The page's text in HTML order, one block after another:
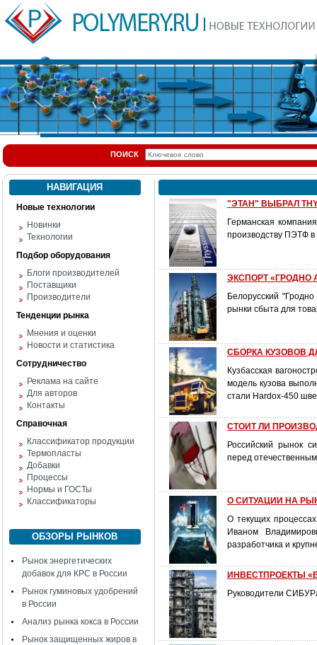
ПОИСК
НАВИГАЦИЯ
Новые технологии
Новинки
Технологии
Подбор оборудования
Блоги производителей
Поставщики
Производители
Тенденции рынка
Мнения и оценки
Новости и статистика
Сотрудничество
Реклама на сайте
Для авторов
Контакты
Справочная
Классификатор продукции
Термопласты
Добавки
Процессы
Нормы и ГОСТы
Классификаторы
ОБЗОРЫ РЫНКОВ
Рынок энергетических
добавок для КРС в России
Рынок гуминовых удобрений
в России
Анализ рынка кокса в России
Рынок защищенных жиров в
"ЭТАН" ВЫБРАЛ
Германская
производству ПЭТФ
ЭКСПОРТ «ГРОДНО
Белорусский
рынки сбыта для
СБОРКА КУЗОВОВ
Кузбасская
модель кузова
стали Hardox-450
СТОИТ ЛИ
Российский рынок
перед
О СИТУАЦИИ НА
О текущих
Иваном
разработчика и
ИНВЕСТПРОЕКТЫ
Руководители